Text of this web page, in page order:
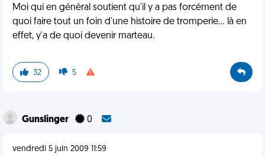
Moi qui en général soutient qu'il y a pas forcément de
quoi faire tout un foin d'une histoire de tromperie... là en
effet, y'a de quoi devenir marteau.
32 5
Gunslinger 0
vendredi 5 juin 2009 11:59